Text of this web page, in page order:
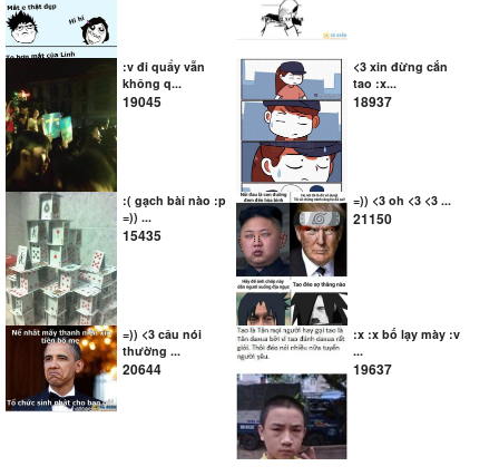
:v đi quẩy vẫn
không q...
19045
<3 xin đừng cắn
tao :x...
18937
:( gạch bài nào :p
=)) ...
15435
=)) <3 oh <3 <3 ...
21150
=)) <3 câu nói
thường ...
20644
:x :x bố lạy mày :v
...
19637